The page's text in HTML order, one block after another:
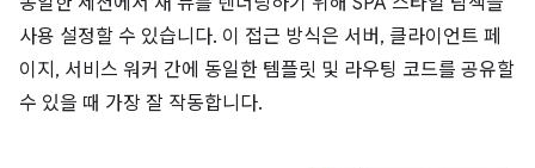
사용 설정할 수 있습니다. 이 접근 방식은 서버, 클라이언트 페
이지, 서비스 워커 간에 동일한 템플릿 및 라우팅 코드를 공유할
수 있을 때 가장 잘 작동합니다.